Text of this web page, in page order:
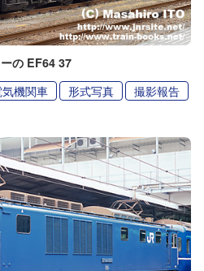
の EF64 37
気機関車 形式写真 撮影報告